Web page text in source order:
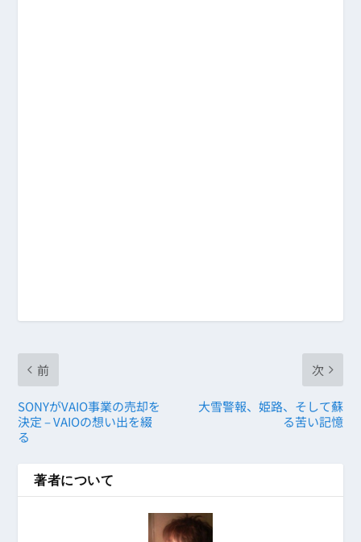
前
SONYがVAIO事業の売却を
決定 – VAIOの想い出を綴
る
次
大雪警報、姫路、そして蘇
る苦い記憶
著者について